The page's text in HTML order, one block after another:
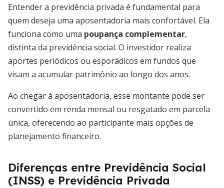
Entender a previdência privada é fundamental para
quem deseja uma aposentadoria mais confortável. Ela
funciona como uma poupança complementar,
distinta da previdência social. O investidor realiza
aportes periódicos ou esporádicos em fundos que
visam a acumular patrimônio ao longo dos anos.
Ao chegar à aposentadoria, esse montante pode ser
convertido em renda mensal ou resgatado em parcela
única, oferecendo ao participante mais opções de
planejamento financeiro.
Diferenças entre Previdência Social
(INSS) e Previdência Privada